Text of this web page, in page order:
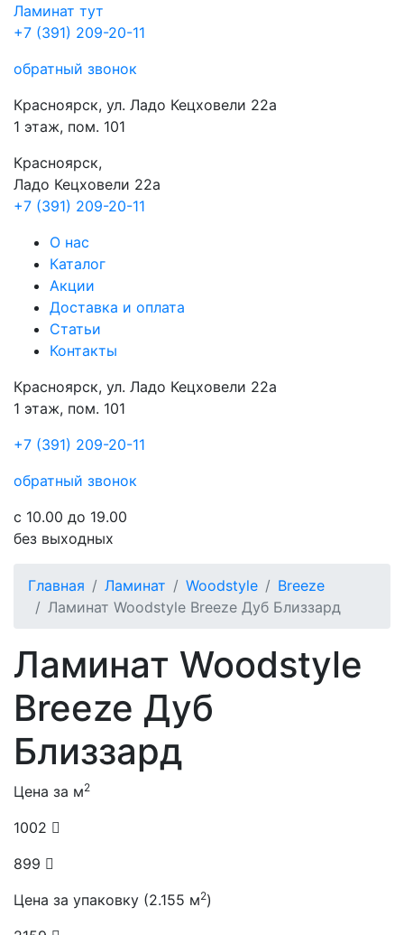
Ламинат тут
+7 (391) 209-20-11
обратный звонок
Красноярск, ул. Ладо Кецховели 22а
1 этаж, пом. 101
Красноярск,
Ладо Кецховели 22a
+7 (391) 209-20-11
О нас
Каталог
Акции
Доставка и оплата
Cтатьи
Контакты
Красноярск, ул. Ладо Кецховели 22а
1 этаж, пом. 101
+7 (391) 209-20-11
обратный звонок
с 10.00 до 19.00
без выходных
Главная Ламинат Woodstyle
Breeze
Ламинат Woodstyle Breeze Дуб Близзард
Ламинат Woodstyle
Breeze Дуб
Близзард
Цена за м2
1002
899
Цена за упаковку (2.155 м2)